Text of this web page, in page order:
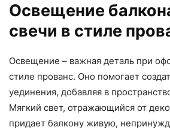
Освещение
свечи в стиле
Освещение – важная деталь при
стиле прованс. Оно помогает
уединения, добавляя в
Мягкий свет, отражающийся от
придает балкону живую,